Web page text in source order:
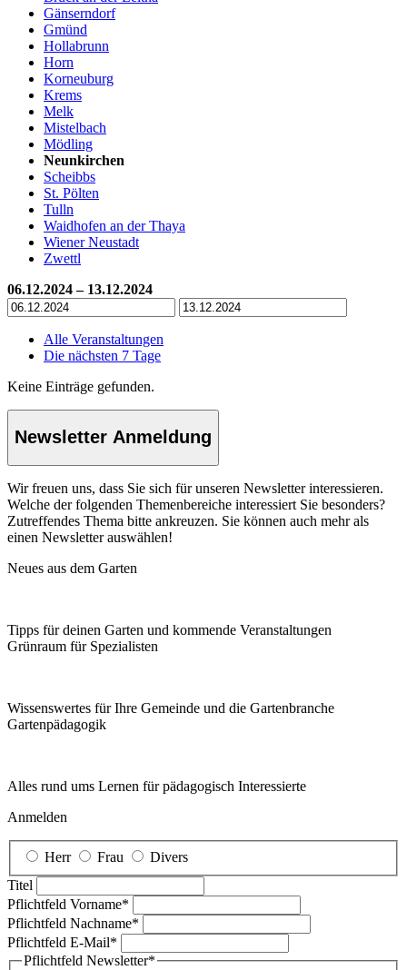
Gänserndorf
Gmünd
Hollabrunn
Horn
Korneuburg
Krems
Melk
Mistelbach
Mödling
Neunkirchen
Scheibbs
St. Pölten
Tulln
Waidhofen an der Thaya
Wiener Neustadt
Zwettl
06.12.2024 – 13.12.2024
Alle Veranstaltungen
Die nächsten 7 Tage
Keine Einträge gefunden.
Newsletter Anmeldung
Wir freuen uns, dass Sie sich für unseren Newsletter interessieren.
Welche der folgenden Themenbereiche interessiert Sie besonders?
Zutreffendes Thema bitte ankreuzen. Sie können auch mehr als
einen Newsletter auswählen!
Neues aus dem Garten
Tipps für deinen Garten und kommende Veranstaltungen
Grünraum für Spezialisten
Wissenswertes für Ihre Gemeinde und die Gartenbranche
Garten­pädagogik
Alles rund ums Lernen für pädagogisch Interessierte
Anmelden
Herr Frau
Divers
Titel
Pflichtfeld Vorname*
Pflichtfeld Nachname*
Pflichtfeld E-Mail*
Pflichtfeld Newsletter*